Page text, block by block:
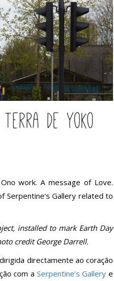
de Yoko
work. A message of Love.
Serpentine’s Gallery related to
installed to mark Earth Day
credit George Darrell.
directamente ao coração
com a Serpentine’s Gallery e